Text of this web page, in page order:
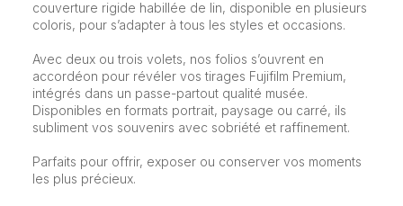
couverture rigide habillée de lin, disponible en plusieurs
coloris, pour s’adapter à tous les styles et occasions.
Avec deux ou trois volets, nos folios s’ouvrent en
accordéon pour révéler vos tirages Fujifilm Premium,
intégrés dans un passe-partout qualité musée.
Disponibles en formats portrait, paysage ou carré, ils
subliment vos souvenirs avec sobriété et raffinement.
Parfaits pour offrir, exposer ou conserver vos moments
les plus précieux.